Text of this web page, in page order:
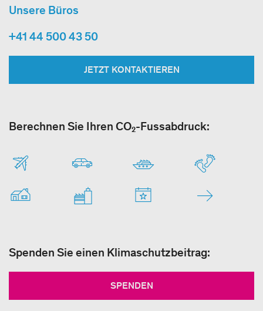
Unsere Büros
+41 44 500 43 50
JETZT KONTAKTIEREN
Berechnen Sie Ihren CO₂-Fussabdruck:
Spenden Sie einen Klimaschutzbeitrag:
SPENDEN